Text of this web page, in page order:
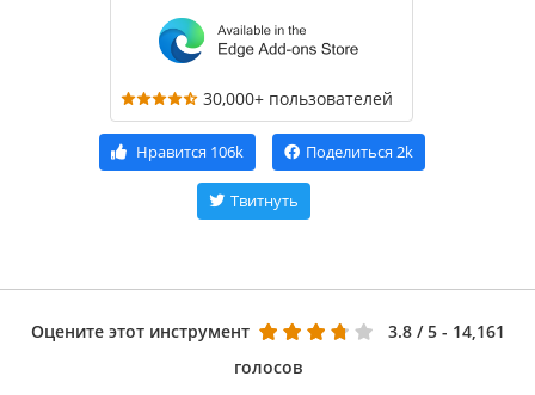
30,000+ пользователей
Нравится 106k Поделиться 2k
Твитнуть
Оцените этот инструмент 3.8 / 5 - 14,161
голосов